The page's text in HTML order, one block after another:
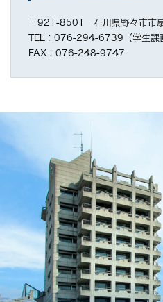
〒921-8501 石川県野々市市
TEL：076-294-6739（学生課
FAX：076-248-9747